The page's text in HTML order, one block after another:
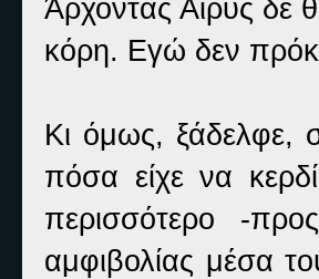
Άρχοντας Αίρυς δε
κόρη. Εγώ δεν
Κι όμως, ξάδελφε,
πόσα είχε να
περισσότερο -
αμφιβολίας μέσα